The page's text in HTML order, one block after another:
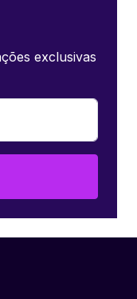
exclusivas